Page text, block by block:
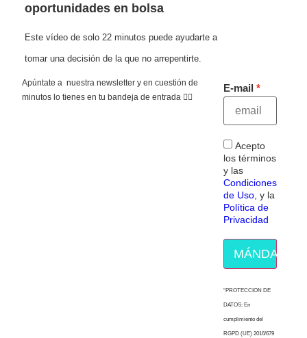
oportunidades en bolsa
Este vídeo de solo 22 minutos puede ayudarte a
tomar una decisión de la que no arrepentirte.
Apúntate a nuestra newsletter y en cuestión de
minutos lo tienes en tu bandeja de entrada 👇🏻
E-mail
Acepto
los términos
y las
Condiciones
de Uso, y la
Política de
Privacidad
MÁNDAME
“PROTECCION DE
DATOS: En
cumplimiento del
RGPD (UE) 2016/679